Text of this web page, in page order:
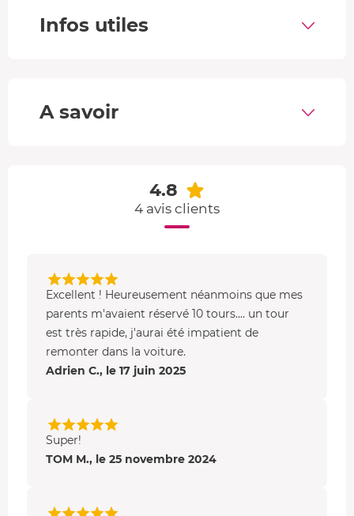
boîte de vitesse robotisée et ses doubles commandes,
elle est parfaitement adaptée aux juniors.
volant et à projeter le regard (pas d'accès au pédalier).
projeter le regard. Il accède à l’accélérateur à
l'appréciation du moniteur.
progressivement à l’accélérateur et au freinage sur l'avis
du moniteur.
Formule Or
Sur 15 tours, le stagiaire manie le volant, gère
l’accélérateur, le freinage et enfin, le passage des vitesses
Infos utiles
A savoir
4.8
4 avis clients
Excellent ! Heureusement néanmoins que mes
parents m'avaient réservé 10 tours.... un tour
est très rapide, j'aurai été impatient de
remonter dans la voiture.
Adrien C., le 17 juin 2025
Super!
TOM M., le 25 novembre 2024